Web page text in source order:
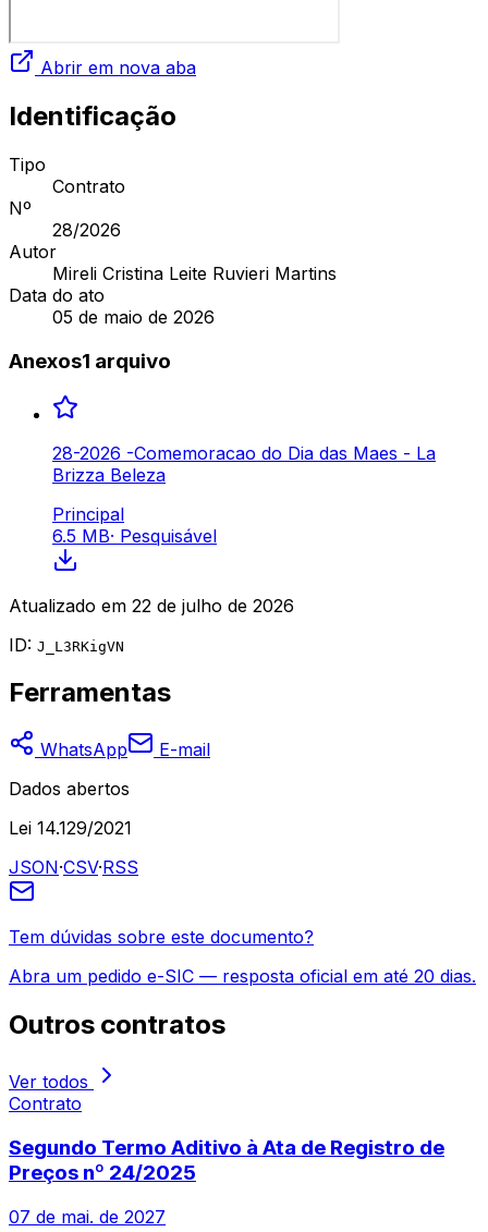
Abrir em nova aba
Identificação
Tipo
Contrato
Nº
28/2026
Autor
Mireli Cristina Leite Ruvieri Martins
Data do ato
05 de maio de 2026
Anexos1 arquivo
28-2026 -Comemoracao do Dia das Maes - La
Brizza Beleza
Principal
6.5 MB· Pesquisável
Atualizado em 22 de julho de 2026
ID: J_L3RKigVN
Ferramentas
WhatsApp
E-mail
Dados abertos
Lei 14.129/2021
JSON·CSV·RSS
Tem dúvidas sobre este documento?
Abra um pedido e-SIC — resposta oficial em até 20 dias.
Outros contratos
Ver todos
Contrato
Segundo Termo Aditivo à Ata de Registro de
Preços nº 24/2025
07 de mai. de 2027